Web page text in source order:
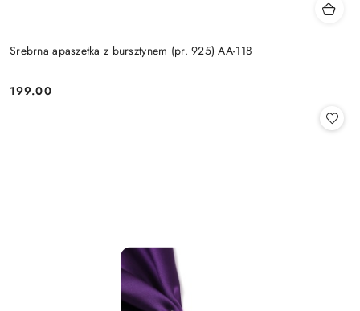
Srebrna apaszetka z bursztynem (pr. 925) AA-118
Cena:
199.00